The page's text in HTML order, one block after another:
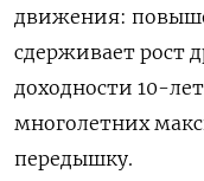
движения:
сдерживает рост
доходности 10-
многолетних
передышку.